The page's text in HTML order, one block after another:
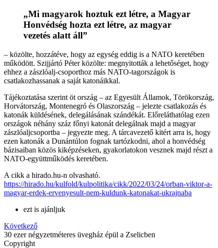
„Mi magyarok hoztuk ezt létre, a Magyar
Honvédség hozta ezt létre, az magyar
vezetés alatt áll”
– közölte, hozzátéve, hogy az egység eddig is a NATO keretében
működött. Szijjártó Péter közölte: megnyitották a lehetőséget, hogy
ehhez a zászlóalj-csoporthoz más NATO-tagországok is
csatlakozhassanak a saját katonáikkal.
Tájékoztatása szerint öt ország – az Egyesült Államok, Törökország,
Horvátország, Montenegró és Olaszország – jelezte csatlakozás és
katonák küldésének, delegálásának szándékát. Előreláthatólag ezen
országok néhány száz főnyi katonát delegálnak majd a magyar
zászlóaljcsoportba – jegyezte meg. A tárcavezető kitért arra is, hogy
ezen katonák a Dunántúlon fognak tartózkodni, ahol a honvédség
bázisaiban közös kiképzéseken, gyakorlatokon vesznek majd részt a
NATO-együttműködés keretében.
A cikk a hirado.hu-n olvasható.
https://hirado.hu/kulfold/kulpolitika/cikk/2022/03/24/orban-viktor-a-
magyar-erdek-ervenyesult-nem-kuldunk-katonakat-ukrajnaba
ezt is ajánljuk
Következő
30 ezer négyzetméteres üvegház épül a Zselicben
Copyright